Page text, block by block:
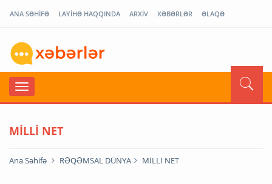
ANA SƏHİFƏ LAYİHƏ HAQQINDA ARXİV XƏBƏRLƏR ƏLAQƏ
MİLLİ NET
Ana Səhifə RƏQƏMSAL DÜNYA MİLLİ NET